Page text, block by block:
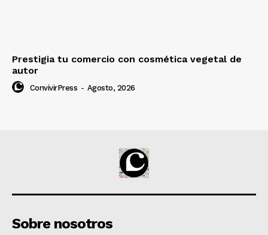
Prestigia tu comercio con cosmética vegetal de
autor
ConvivirPress - Agosto, 2026
Sobre nosotros